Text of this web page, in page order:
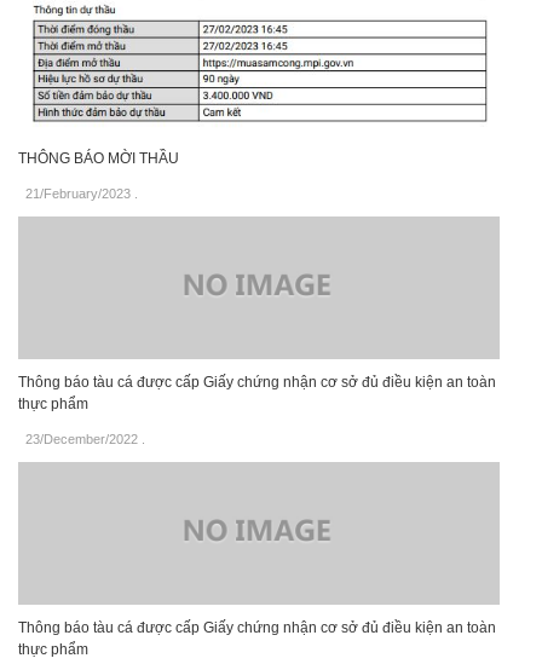
THÔNG BÁO MỜI THẦU
21/February/2023
Thông báo tàu cá được cấp Giấy chứng nhận cơ sở đủ điều kiện an toàn
thực phẩm
23/December/2022
Thông báo tàu cá được cấp Giấy chứng nhận cơ sở đủ điều kiện an toàn
thực phẩm